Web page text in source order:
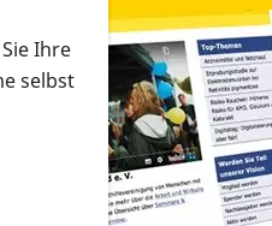
Ihre
selbst